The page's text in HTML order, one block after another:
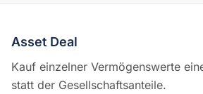
Asset Deal
Kauf einzelner Vermögenswerte
statt der Gesellschaftsanteile.